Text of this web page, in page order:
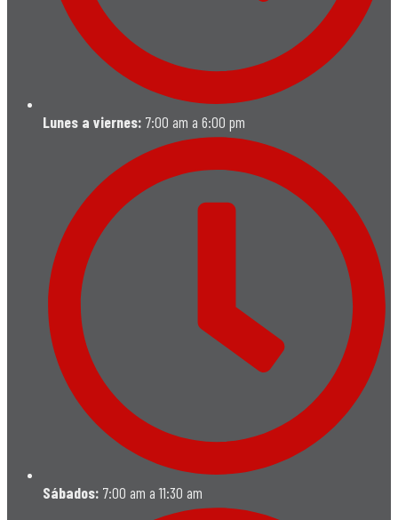
Lunes a viernes: 7:00 am a 6:00 pm
Sábados: 7:00 am a 11:30 am